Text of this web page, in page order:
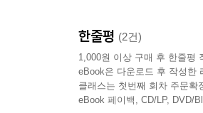
한줄평 (2건)
1,000원 이상 구매 후 한줄평
eBook은 다운로드 후 작성한
클래스는 첫번째 회차 주문확
eBook 페이백, CD/LP, DVD/